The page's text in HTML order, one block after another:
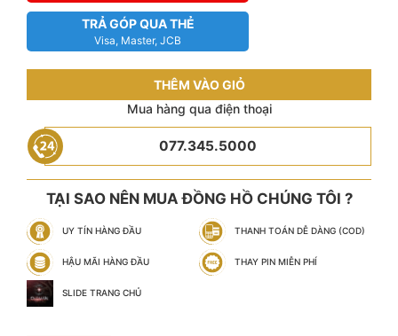
TRẢ GÓP QUA THẺ
Visa, Master, JCB
THÊM VÀO GIỎ
Mua hàng qua điện thoại
077.345.5000
TẠI SAO NÊN MUA ĐỒNG HỒ CHÚNG TÔI ?
UY TÍN HÀNG ĐẦU THANH TOÁN DỄ DÀNG (COD)
HẬU MÃI HÀNG ĐẦU THAY PIN MIỄN PHÍ
SLIDE TRANG CHỦ